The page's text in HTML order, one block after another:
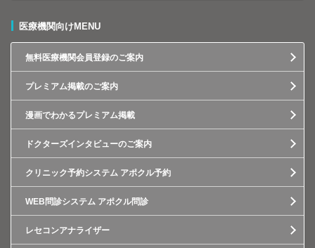
医療機関向けMENU
無料医療機関会員登録のご案内
プレミアム掲載のご案内
漫画でわかるプレミアム掲載
ドクターズインタビューのご案内
クリニック予約システム アポクル予約
WEB問診システム アポクル問診
レセコンアナライザー